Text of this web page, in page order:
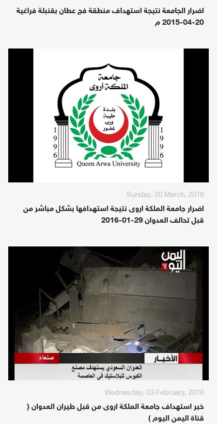
اضرار الجامعة نتيجة استهداف منطقة فج عطان بقنبلة فراغية
20-04-2015 م
Sunday, 20 March, 2016
اضرار جامعة الملكة اروى نتيجة استهدافها بشكل مباشر من
قبل تحالف العدوان 29-01-2016
Wednesday, 03 February, 2016
خبر استهداف جامعة الملكة اروى من قبل طيران العدوان (
قناة اليمن اليوم )